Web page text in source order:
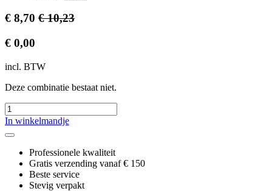
€ 8,70 €10,23
€ 0,00
incl. BTW
Deze combinatie bestaat niet.
In winkelmandje
Professionele kwaliteit
Gratis verzending vanaf € 150
Beste service
Stevig verpakt